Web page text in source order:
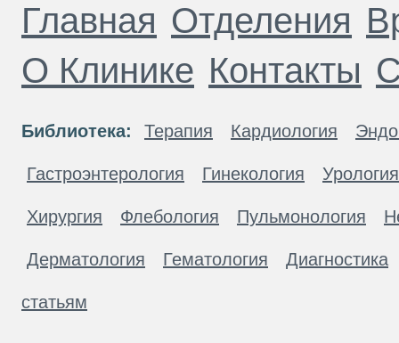
Главная Отделения
О Клинике Контакты
Библиотека: Терапия Кардиология
Гастроэнтерология Гинекология Урология
Хирургия Флебология Пульмонология
Дерматология Гематология Диагностика
статьям